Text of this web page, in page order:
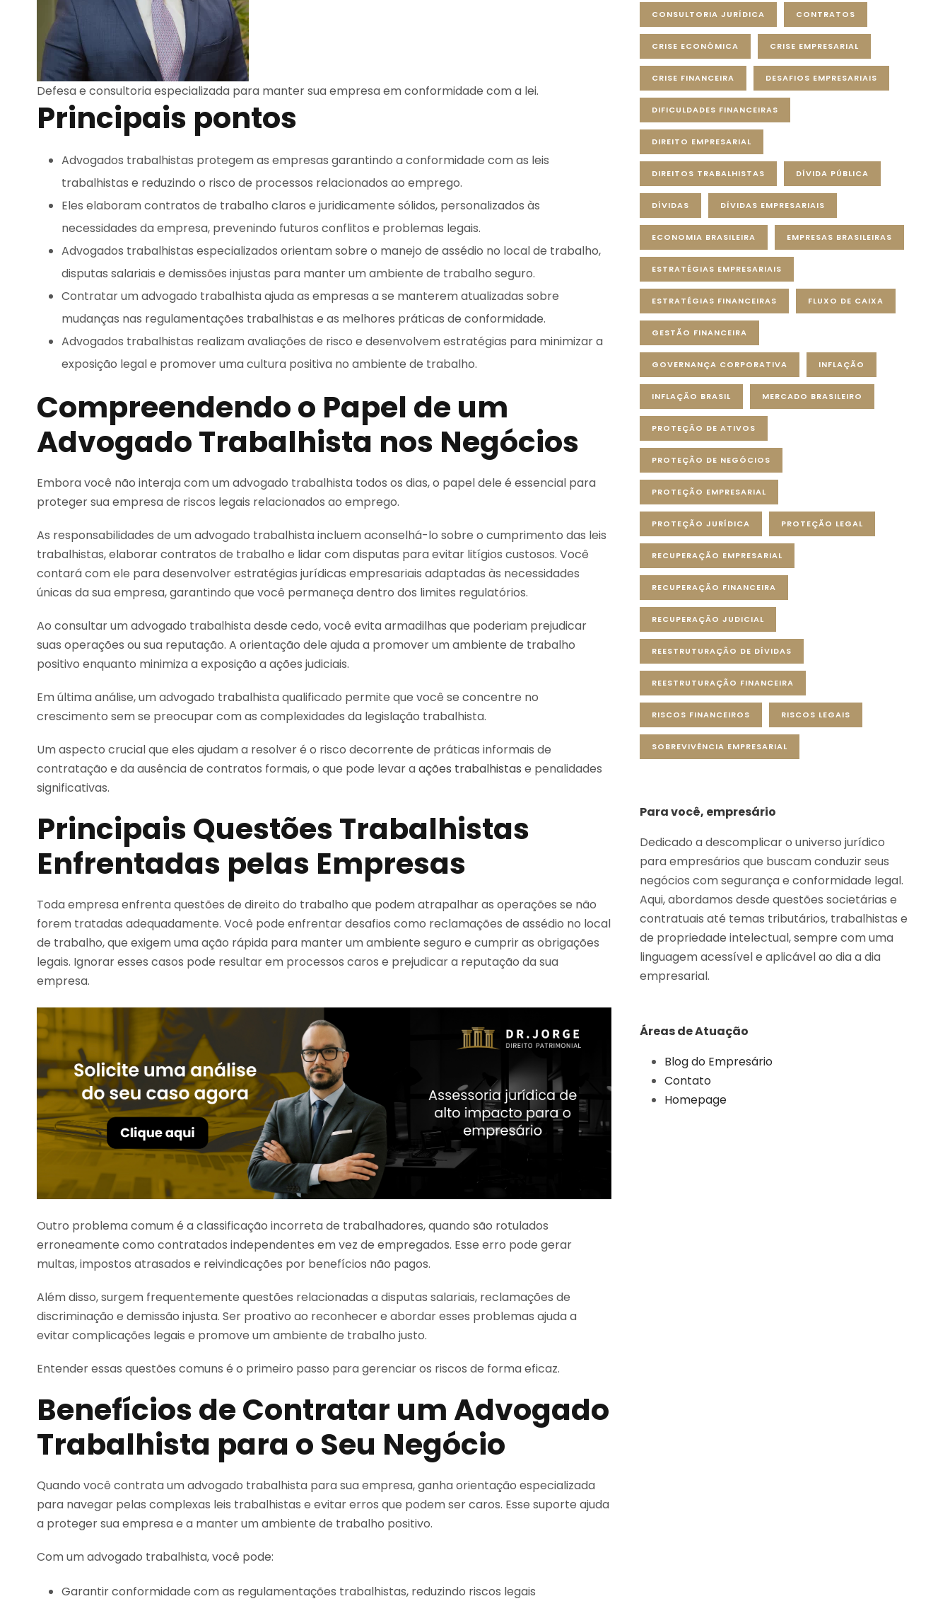
Defesa e consultoria especializada para manter sua empresa em conformidade com a lei.
Principais pontos
Advogados trabalhistas protegem as empresas garantindo a conformidade com as leis
trabalhistas e reduzindo o risco de processos relacionados ao emprego.
Eles elaboram contratos de trabalho claros e juridicamente sólidos, personalizados às
necessidades da empresa, prevenindo futuros conflitos e problemas legais.
Advogados trabalhistas especializados orientam sobre o manejo de assédio no local de trabalho,
disputas salariais e demissões injustas para manter um ambiente de trabalho seguro.
Contratar um advogado trabalhista ajuda as empresas a se manterem atualizadas sobre
mudanças nas regulamentações trabalhistas e as melhores práticas de conformidade.
Advogados trabalhistas realizam avaliações de risco e desenvolvem estratégias para minimizar a
exposição legal e promover uma cultura positiva no ambiente de trabalho.
Compreendendo o Papel de um
Advogado Trabalhista nos Negócios
Embora você não interaja com um advogado trabalhista todos os dias, o papel dele é essencial para
proteger sua empresa de riscos legais relacionados ao emprego.
As responsabilidades de um advogado trabalhista incluem aconselhá-lo sobre o cumprimento das leis
trabalhistas, elaborar contratos de trabalho e lidar com disputas para evitar litígios custosos. Você
contará com ele para desenvolver estratégias jurídicas empresariais adaptadas às necessidades
únicas da sua empresa, garantindo que você permaneça dentro dos limites regulatórios.
Ao consultar um advogado trabalhista desde cedo, você evita armadilhas que poderiam prejudicar
suas operações ou sua reputação. A orientação dele ajuda a promover um ambiente de trabalho
positivo enquanto minimiza a exposição a ações judiciais.
Em última análise, um advogado trabalhista qualificado permite que você se concentre no
crescimento sem se preocupar com as complexidades da legislação trabalhista.
Um aspecto crucial que eles ajudam a resolver é o risco decorrente de práticas informais de
contratação e da ausência de contratos formais, o que pode levar aações trabalhistas e penalidades
significativas.
Principais Questões Trabalhistas
Enfrentadas pelas Empresas
Toda empresa enfrenta questões de direito do trabalho que podem atrapalhar as operações se não
forem tratadas adequadamente. Você pode enfrentar desafios como reclamações de assédio no local
de trabalho, que exigem uma ação rápida para manter um ambiente seguro e cumprir as obrigações
legais. Ignorar esses casos pode resultar em processos caros e prejudicar a reputação da sua
empresa.
Outro problema comum é a classificação incorreta de trabalhadores, quando são rotulados
erroneamente como contratados independentes em vez de empregados. Esse erro pode gerar
multas, impostos atrasados e reivindicações por benefícios não pagos.
Além disso, surgem frequentemente questões relacionadas a disputas salariais, reclamações de
discriminação e demissão injusta. Ser proativo ao reconhecer e abordar esses problemas ajuda a
evitar complicações legais e promove um ambiente de trabalho justo.
Entender essas questões comuns é o primeiro passo para gerenciar os riscos de forma eficaz.
Benefícios de Contratar um Advogado
Trabalhista para o Seu Negócio
Quando você contrata um advogado trabalhista para sua empresa, ganha orientação especializada
para navegar pelas complexas leis trabalhistas e evitar erros que podem ser caros. Esse suporte ajuda
a proteger sua empresa e a manter um ambiente de trabalho positivo.
Com um advogado trabalhista, você pode:
Garantir conformidade com as regulamentações trabalhistas, reduzindo riscos legais
CONSULTORIA JURÍDICA CONTRATOS
CRISE ECONÔMICA CRISE EMPRESARIAL
CRISE FINANCEIRA DESAFIOS EMPRESARIAIS
DIFICULDADES FINANCEIRAS
DIREITO EMPRESARIAL
DIREITOS TRABALHISTAS DÍVIDA PÚBLICA
DÍVIDAS DÍVIDAS EMPRESARIAIS
ECONOMIA BRASILEIRA EMPRESAS BRASILEIRAS
ESTRATÉGIAS EMPRESARIAIS
ESTRATÉGIAS FINANCEIRAS FLUXO DE CAIXA
GESTÃO FINANCEIRA
GOVERNANÇA CORPORATIVA INFLAÇÃO
INFLAÇÃO BRASIL MERCADO BRASILEIRO
PROTEÇÃO DE ATIVOS
PROTEÇÃO DE NEGÓCIOS
PROTEÇÃO EMPRESARIAL
PROTEÇÃO JURÍDICA PROTEÇÃO LEGAL
RECUPERAÇÃO EMPRESARIAL
RECUPERAÇÃO FINANCEIRA
RECUPERAÇÃO JUDICIAL
REESTRUTURAÇÃO DE DÍVIDAS
REESTRUTURAÇÃO FINANCEIRA
RISCOS FINANCEIROS RISCOS LEGAIS
SOBREVIVÊNCIA EMPRESARIAL
Para você, empresário
Dedicado a descomplicar o universo jurídico
para empresários que buscam conduzir seus
negócios com segurança e conformidade legal.
Aqui, abordamos desde questões societárias e
contratuais até temas tributários, trabalhistas e
de propriedade intelectual, sempre com uma
linguagem acessível e aplicável ao dia a dia
empresarial.
Áreas de Atuação
Blog do Empresário
Contato
Homepage